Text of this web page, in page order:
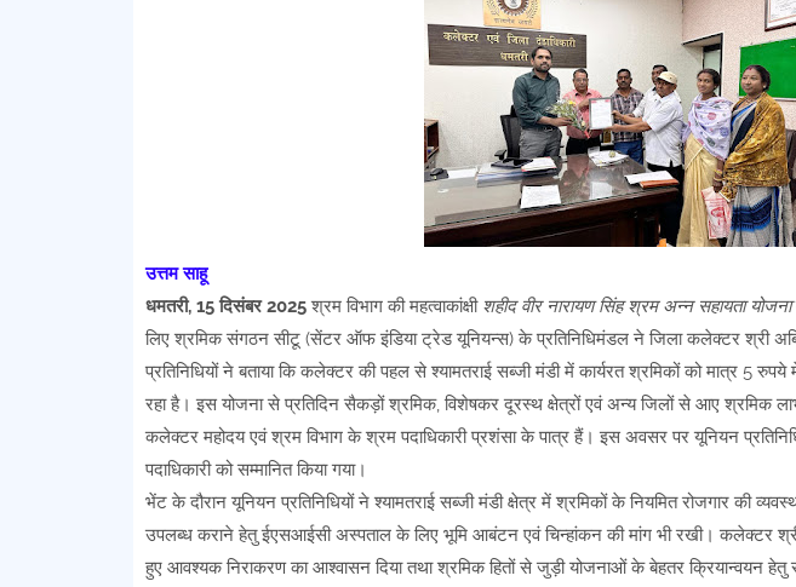
उत्तम साहू
धमतरी, 15 दिसंबर 2025श्रम विभाग की महत्वाकांक्षी शहीद वीर नारायण सिंह श्रम अन्न सहायता योजना
लिए श्रमिक संगठन सीटू (सेंटर ऑफ इंडिया ट्रेड यूनियन्स) के प्रतिनिधिमंडल ने जिला कलेक्टर श्री
प्रतिनिधियों ने बताया कि कलेक्टर की पहल से श्यामतराई सब्जी मंडी में कार्यरत श्रमिकों को मात्र 5
रहा है। इस योजना से प्रतिदिन सैकड़ों श्रमिक, विशेषकर दूरस्थ क्षेत्रों एवं अन्य जिलों से आए श्रमिक
कलेक्टर महोदय एवं श्रम विभाग के श्रम पदाधिकारी प्रशंसा के पात्र हैं। इस अवसर पर यूनियन
पदाधिकारी को सम्मानित किया गया।
भेंट के दौरान यूनियन प्रतिनिधियों ने श्यामतराई सब्जी मंडी क्षेत्र में श्रमिकों के नियमित रोजगार की
उपलब्ध कराने हेतु ईएसआईसी अस्पताल के लिए भूमि आबंटन एवं चिन्हांकन की मांग भी रखी। कलेक्टर श्री
हुए आवश्यक निराकरण का आश्वासन दिया तथा श्रमिक हितों से जुड़ी योजनाओं के बेहतर क्रियान्वयन हेतु